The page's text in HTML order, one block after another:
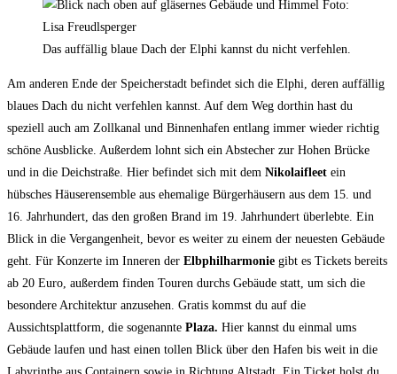
Das auffällig blaue Dach der Elphi kannst du nicht verfehlen.
Am anderen Ende der Speicherstadt befindet sich die Elphi, deren auffällig
blaues Dach du nicht verfehlen kannst. Auf dem Weg dorthin hast du
speziell auch am Zollkanal und Binnenhafen entlang immer wieder richtig
schöne Ausblicke. Außerdem lohnt sich ein Abstecher zur Hohen Brücke
und in die Deichstraße. Hier befindet sich mit dem Nikolaifleet ein
hübsches Häuserensemble aus ehemalige Bürgerhäusern aus dem 15. und
16. Jahrhundert, das den großen Brand im 19. Jahrhundert überlebte. Ein
Blick in die Vergangenheit, bevor es weiter zu einem der neuesten Gebäude
geht. Für Konzerte im Inneren der Elbphilharmonie gibt es Tickets bereits
ab 20 Euro, außerdem finden Touren durchs Gebäude statt, um sich die
besondere Architektur anzusehen. Gratis kommst du auf die
Aussichtsplattform, die sogenannte Plaza. Hier kannst du einmal ums
Gebäude laufen und hast einen tollen Blick über den Hafen bis weit in die